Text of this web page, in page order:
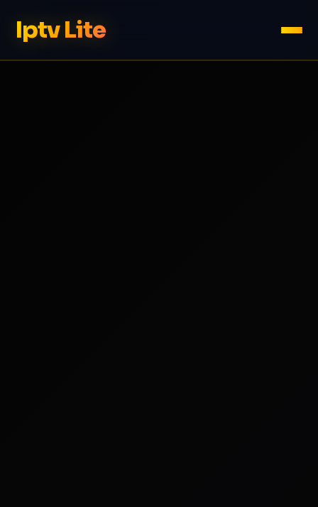
Iptv Lite